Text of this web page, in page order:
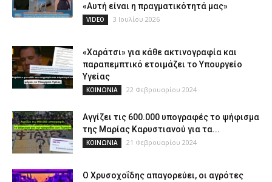
«Αυτή είναι η πραγματικότητά μας»
VIDEO 3 Ιουλίου 2026
«Χαράτσι» για κάθε ακτινογραφία και
παραπεμπτικό ετοιμάζει το Υπουργείο
Υγείας
ΚΟΙΝΩΝΙΑ 22 Φεβρουαρίου 2024
Αγγίζει τις 600.000 υπογραφές το ψήφισμα
της Μαρίας Καρυστιανού για τα...
ΚΟΙΝΩΝΙΑ 21 Φεβρουαρίου 2024
Ο Χρυσοχοΐδης απαγορεύει, οι αγρότες